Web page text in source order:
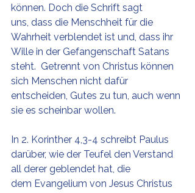
können. Doch die Schrift sagt
uns, dass die Menschheit für die
Wahrheit verblendet ist und, dass ihr
Wille in der Gefangenschaft Satans
steht.  Getrennt von Christus können
sich Menschen nicht dafür
entscheiden, Gutes zu tun, auch wenn
sie es scheinbar wollen.
In 2. Korinther 4,3-4 schreibt Paulus
darüber, wie der Teufel den Verstand
all derer geblendet hat, die
dem Evangelium von Jesus Christus